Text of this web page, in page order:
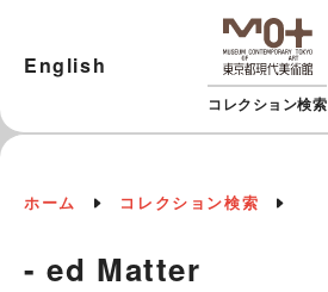
コレクション検索
English
ホーム コレクション検索
- ed Matter